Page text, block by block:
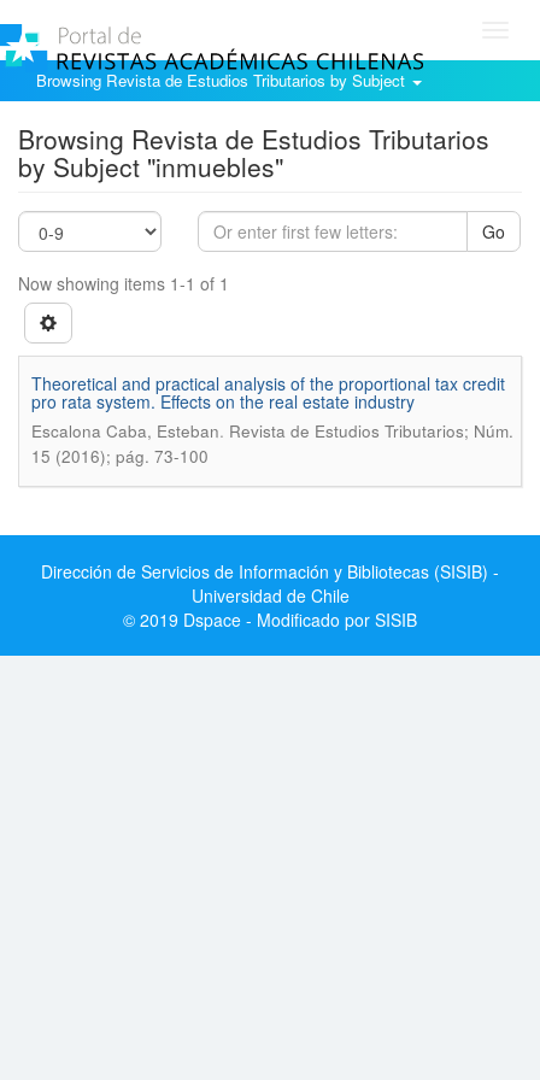
Browsing Revista de Estudios Tributarios by Subject
Browsing Revista de Estudios Tributarios
by Subject "inmuebles"
Go
Now showing items 1-1 of 1
Theoretical and practical analysis of the proportional tax credit
pro rata system. Effects on the real estate industry
Escalona Caba, Esteban. Revista de Estudios Tributarios; Núm.
15 (2016); pág. 73-100
Dirección de Servicios de Información y Bibliotecas (SISIB) -
Universidad de Chile
© 2019 Dspace - Modificado por SISIB